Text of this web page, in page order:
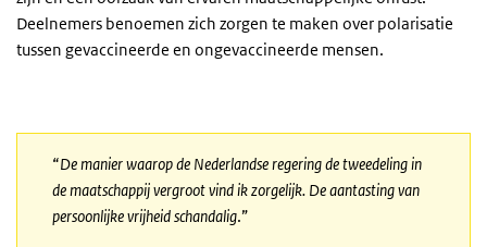
Deelnemers benoemen zich zorgen te maken over polarisatie
tussen gevaccineerde en ongevaccineerde mensen.
“De manier waarop de Nederlandse regering de tweedeling in
de maatschappij vergroot vind ik zorgelijk. De aantasting van
persoonlijke vrijheid schandalig.”